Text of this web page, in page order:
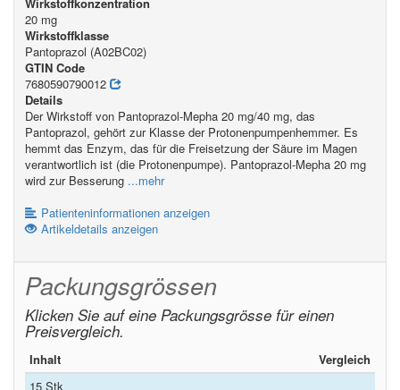
20 mg
Wirkstoffklasse
Pantoprazol (A02BC02)
GTIN Code
7680590790012
Details
Der Wirkstoff von Pantoprazol-Mepha 20 mg/40 mg, das
Pantoprazol, gehört zur Klasse der Protonenpumpenhemmer. Es
hemmt das Enzym, das für die Freisetzung der Säure im Magen
verantwortlich ist (die Protonenpumpe). Pantoprazol-Mepha 20 mg
wird zur Besserung ...mehr
Patienteninformationen anzeigen
Artikeldetails anzeigen
Packungsgrössen
Klicken Sie auf eine Packungsgrösse für einen
Preisvergleich.
Inhalt
Vergleich
15 Stk